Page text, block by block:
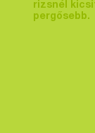
rizsnél
pergősebb.